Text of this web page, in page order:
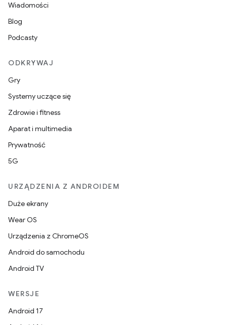
Wiadomości
Blog
Podcasty
ODKRYWAJ
Gry
Systemy uczące się
Zdrowie i fitness
Aparat i multimedia
Prywatność
5G
URZĄDZENIA Z ANDROIDEM
Duże ekrany
Wear OS
Urządzenia z ChromeOS
Android do samochodu
Android TV
WERSJE
Android 17